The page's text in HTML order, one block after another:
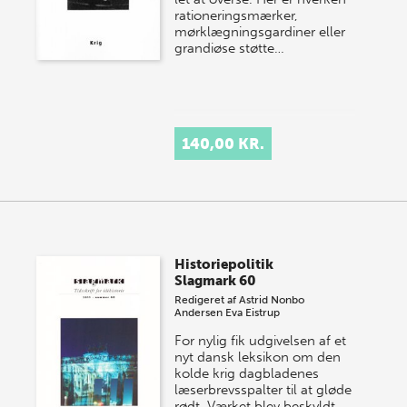
rationeringsmærker,
mørklægningsgardiner eller
grandiøse støtte…
140,00 KR.
Historiepolitik
Slagmark 60
Redigeret afAstrid Nonbo
Andersen Eva Eistrup
For nylig fik udgivelsen af et
nyt dansk leksikon om den
kolde krig dagbladenes
læserbrevsspalter til at gløde